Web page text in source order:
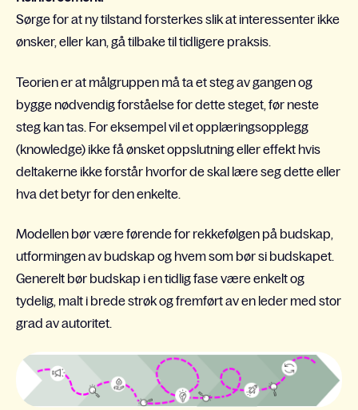
Sørge for at ny tilstand forsterkes slik at interessenter ikke
ønsker, eller kan, gå tilbake til tidligere praksis.
Teorien er at målgruppen må ta et steg av gangen og
bygge nødvendig forståelse for dette steget, før neste
steg kan tas. For eksempel vil et opplæringsopplegg
(knowledge) ikke få ønsket oppslutning eller effekt hvis
deltakerne ikke forstår hvorfor de skal lære seg dette eller
hva det betyr for den enkelte.
Modellen bør være førende for rekkefølgen på budskap,
utformingen av budskap og hvem som bør si budskapet.
Generelt bør budskap i en tidlig fase være enkelt og
tydelig, malt i brede strøk og fremført av en leder med stor
grad av autoritet.